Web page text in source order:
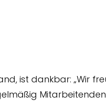
ist dankbar: „Wir